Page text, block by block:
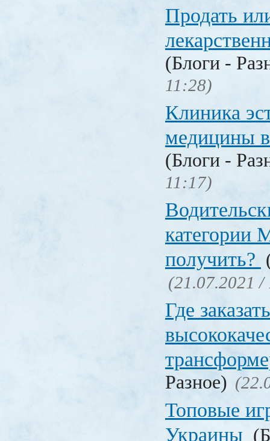
Продать
(Блоги -
11:28)
Клиника
медицины
(Блоги -
11:17)
категории
получить?
(21.07.2021 /
Где заказать
Разное)
Топовые
Украины